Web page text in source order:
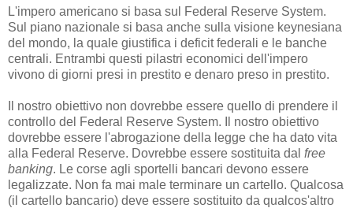
L'impero americano si basa sul Federal Reserve System.
Sul piano nazionale si basa anche sulla visione keynesiana
del mondo, la quale giustifica i deficit federali e le banche
centrali. Entrambi questi pilastri economici dell'impero
vivono di giorni presi in prestito e denaro preso in prestito.
Il nostro obiettivo non dovrebbe essere quello di prendere il
controllo del Federal Reserve System. Il nostro obiettivo
dovrebbe essere l'abrogazione della legge che ha dato vita
alla Federal Reserve. Dovrebbe essere sostituita dal free
banking. Le corse agli sportelli bancari devono essere
legalizzate. Non fa mai male terminare un cartello. Qualcosa
(il cartello bancario) deve essere sostituito da qualcos'altro